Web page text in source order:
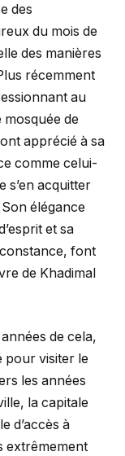
des
du mois de
des manières
récemment
au
de
apprécié à sa
comme celui-
s’en acquitter
élégance
et sa
font
de Khadimal
de cela,
pour visiter le
les années
la capitale
d’accès à
extrêmement